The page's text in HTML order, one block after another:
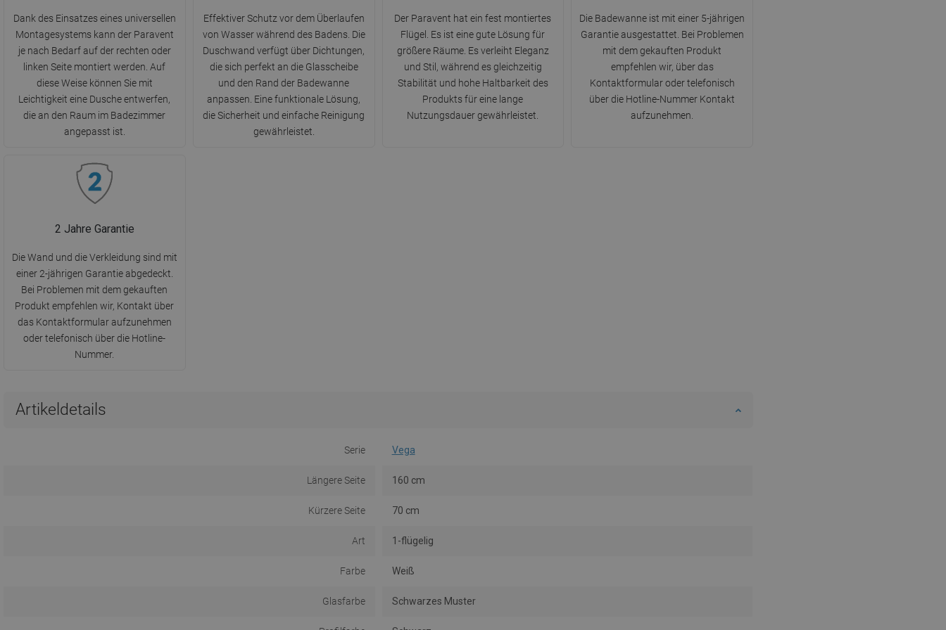
Dank des Einsatzes eines universellen
Montagesystems kann der Paravent
je nach Bedarf auf der rechten oder
linken Seite montiert werden. Auf
diese Weise können Sie mit
Leichtigkeit eine Dusche entwerfen,
die an den Raum im Badezimmer
angepasst ist.
Effektiver Schutz vor dem Überlaufen
von Wasser während des Badens. Die
Duschwand verfügt über Dichtungen,
die sich perfekt an die Glasscheibe
und den Rand der Badewanne
anpassen. Eine funktionale Lösung,
die Sicherheit und einfache Reinigung
gewährleistet.
Der Paravent hat ein fest montiertes
Flügel. Es ist eine gute Lösung für
größere Räume. Es verleiht Eleganz
und Stil, während es gleichzeitig
Stabilität und hohe Haltbarkeit des
Produkts für eine lange
Nutzungsdauer gewährleistet.
Die Badewanne ist mit einer 5-jährigen
Garantie ausgestattet. Bei Problemen
mit dem gekauften Produkt
empfehlen wir, über das
Kontaktformular oder telefonisch
über die Hotline-Nummer Kontakt
aufzunehmen.
2 Jahre Garantie
Die Wand und die Verkleidung sind mit
einer 2-jährigen Garantie abgedeckt.
Bei Problemen mit dem gekauften
Produkt empfehlen wir, Kontakt über
das Kontaktformular aufzunehmen
oder telefonisch über die Hotline-
Nummer.
Artikeldetails
Serie Vega
Längere Seite 160 cm
Kürzere Seite 70 cm
Art 1-flügelig
Farbe Weiß
Glasfarbe Schwarzes Muster
FINNISH
CROATIAN